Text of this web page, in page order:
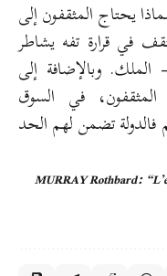
يحتاج المثقفون إلى
في قرارة تفه يشاطر
وبالإضافة إلى
في السوق
تضمن لهم الحد
MURRAY Rothbard: